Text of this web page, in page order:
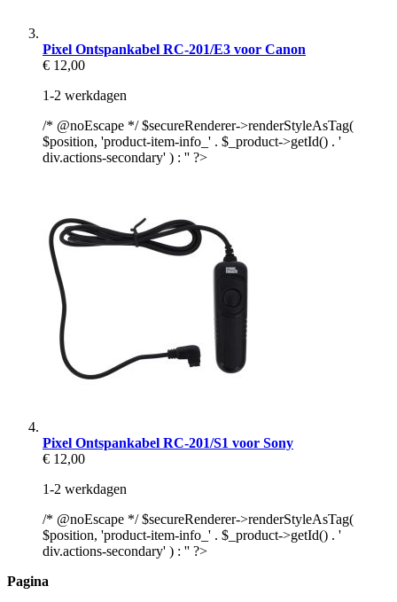
Pixel Ontspankabel RC-201/E3 voor Canon
€ 12,00
1-2 werkdagen
/* @noEscape */ $secureRenderer->renderStyleAsTag(
$position, 'product-item-info_' . $_product->getId() . '
div.actions-secondary' ) : '' ?>
Pixel Ontspankabel RC-201/S1 voor Sony
€ 12,00
1-2 werkdagen
/* @noEscape */ $secureRenderer->renderStyleAsTag(
$position, 'product-item-info_' . $_product->getId() . '
div.actions-secondary' ) : '' ?>
Pagina